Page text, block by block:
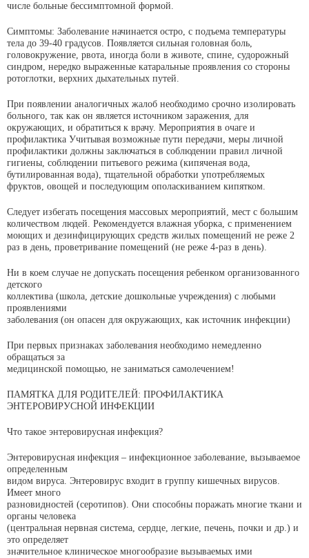
числе больные бессимптомной формой.
Симптомы: Заболевание начинается остро, с подъема температуры
тела до 39-40 градусов. Появляется сильная головная боль,
головокружение, рвота, иногда боли в животе, спине, судорожный
синдром, нередко выраженные катаральные проявления со стороны
ротоглотки, верхних дыхательных путей.
При появлении аналогичных жалоб необходимо срочно изолировать
больного, так как он является источником заражения, для
окружающих, и обратиться к врачу. Мероприятия в очаге и
профилактика Учитывая возможные пути передачи, меры личной
профилактики должны заключаться в соблюдении правил личной
гигиены, соблюдении питьевого режима (кипяченая вода,
бутилированная вода), тщательной обработки употребляемых
фруктов, овощей и последующим ополаскиванием кипятком.
Следует избегать посещения массовых мероприятий, мест с большим
количеством людей. Рекомендуется влажная уборка, с применением
моющих и дезинфицирующих средств жилых помещений не реже 2
раз в день, проветривание помещений (не реже 4-раз в день).
Ни в коем случае не допускать посещения ребенком организованного
детского
коллектива (школа, детские дошкольные учреждения) с любыми
проявлениями
заболевания (он опасен для окружающих, как источник инфекции)
При первых признаках заболевания необходимо немедленно
обращаться за
медицинской помощью, не заниматься самолечением!
ПАМЯТКА ДЛЯ РОДИТЕЛЕЙ: ПРОФИЛАКТИКА
ЭНТЕРОВИРУСНОЙ ИНФЕКЦИИ
Что такое энтеровирусная инфекция?
Энтеровирусная инфекция – инфекционное заболевание, вызываемое
определенным
видом вируса. Энтеровирус входит в группу кишечных вирусов.
Имеет много
разновидностей (серотипов). Они способны поражать многие ткани и
органы человека
(центральная нервная система, сердце, легкие, печень, почки и др.) и
это определяет
значительное клиническое многообразие вызываемых ими